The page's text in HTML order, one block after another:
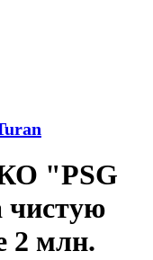
"PSG
чистую
2 млн.